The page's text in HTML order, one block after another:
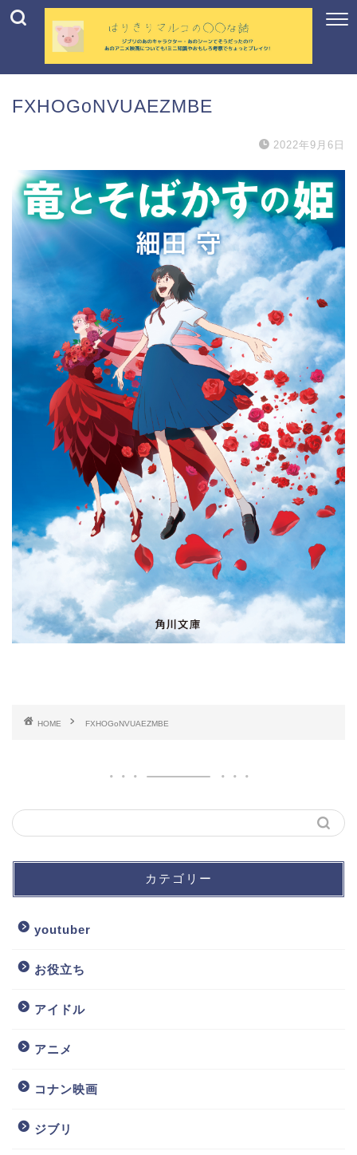
FXHOGoNVUAEZMBE
2022年9月6日
HOME FXHOGoNVUAEZMBE
カテゴリー
youtuber
お役立ち
アイドル
アニメ
コナン映画
ジブリ